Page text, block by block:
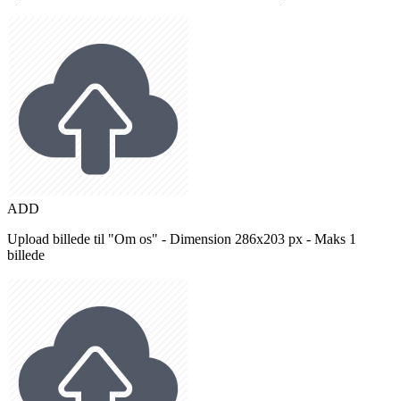
ADD
Upload billede til "Om os" - Dimension 286x203 px - Maks 1
billede